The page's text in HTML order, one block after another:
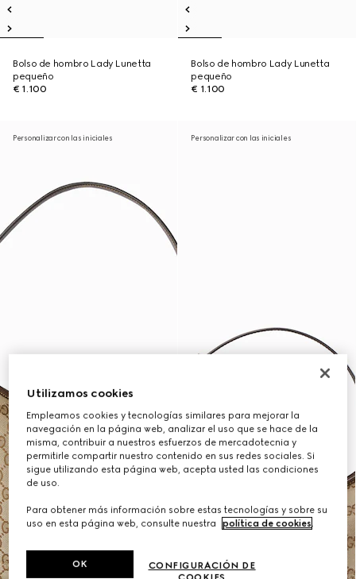
Bolso de hombro Lady Lunetta
pequeño
€ 1.100
Bolso de hombro Lady Lunetta
pequeño
€ 1.100
Personalizar con las iniciales Personalizar con las iniciales
Utilizamos cookies
Empleamos cookies y tecnologías similares para mejorar la
navegación en la página web, analizar el uso que se hace de la
misma, contribuir a nuestros esfuerzos de mercadotecnia y
permitirle compartir nuestro contenido en sus redes sociales. Si
sigue utilizando esta página web, acepta usted las condiciones
de uso.
Para obtener más información sobre estas tecnologías y sobre su
uso en esta página web, consulte nuestra
política de cookies.
CONFIGURACIÓN DE
OK